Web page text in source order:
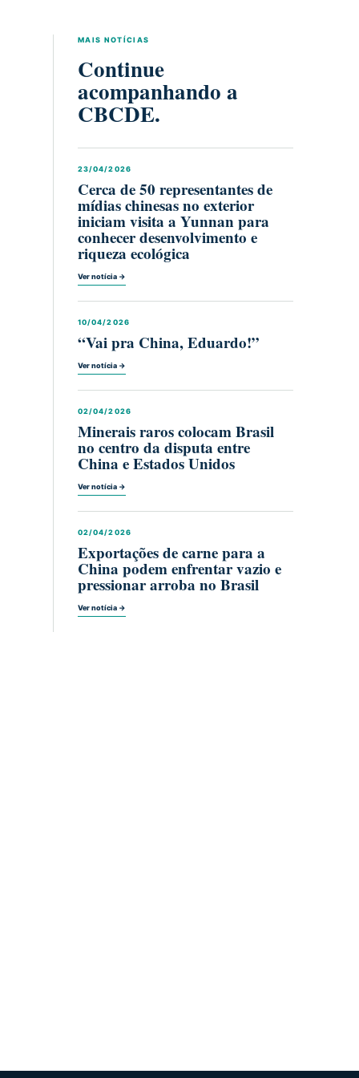
MAIS NOTÍCIAS
Continue
acompanhando a
CBCDE.
23/04/2026
Cerca de 50 representantes de
mídias chinesas no exterior
iniciam visita a Yunnan para
conhecer desenvolvimento e
riqueza ecológica
Ver notícia →
10/04/2026
“Vai pra China, Eduardo!”
Ver notícia →
02/04/2026
Minerais raros colocam Brasil
no centro da disputa entre
China e Estados Unidos
Ver notícia →
02/04/2026
Exportações de carne para a
China podem enfrentar vazio e
pressionar arroba no Brasil
Ver notícia →